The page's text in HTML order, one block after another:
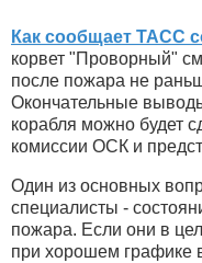
Как сообщает ТАСС
корвет "Проворный"
после пожара не
Окончательные
корабля можно будет
комиссии ОСК и
Один из основных
специалисты -
пожара. Если они в
при хорошем графике